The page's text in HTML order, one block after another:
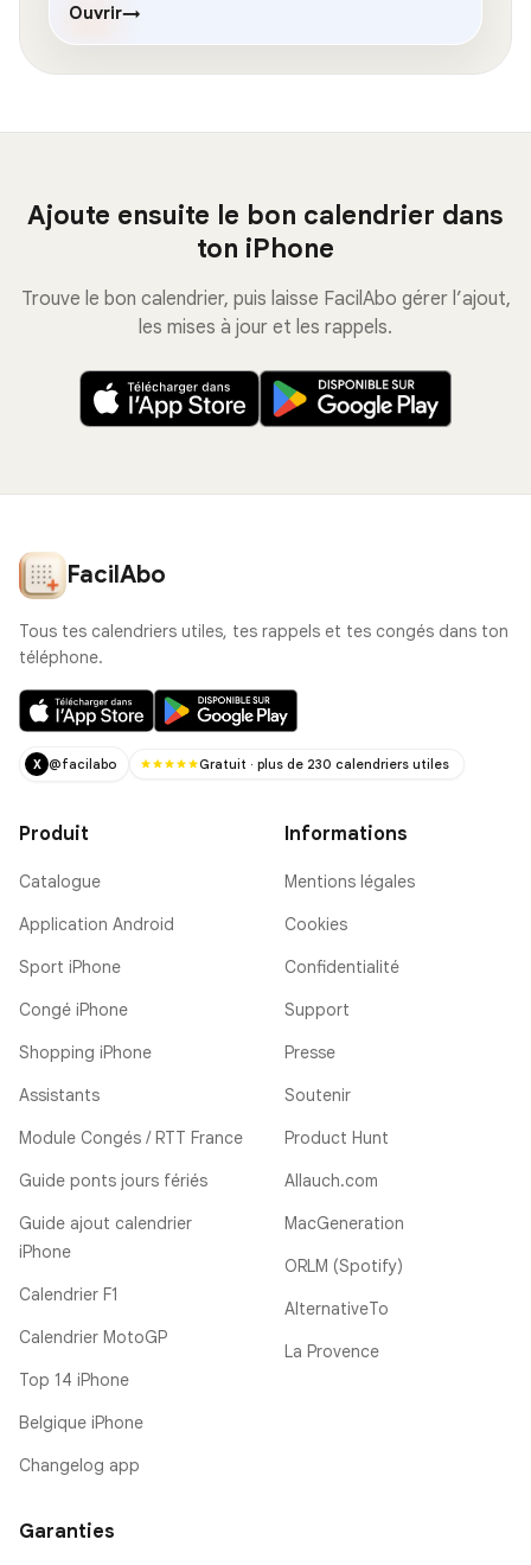
Ouvrir→
Ajoute ensuite le bon calendrier dans
ton iPhone
Trouve le bon calendrier, puis laisse FacilAbo gérer l’ajout,
les mises à jour et les rappels.
FacilAbo
Tous tes calendriers utiles, tes rappels et tes congés dans ton
téléphone.
X @facilabo Gratuit · plus de 230 calendriers utiles
Produit
Catalogue
Application Android
Sport iPhone
Congé iPhone
Shopping iPhone
Assistants
Module Congés / RTT France
Guide ponts jours fériés
Guide ajout calendrier
iPhone
Calendrier F1
Calendrier MotoGP
Top 14 iPhone
Belgique iPhone
Changelog app
Informations
Mentions légales
Cookies
Confidentialité
Support
Presse
Soutenir
Product Hunt
Allauch.com
MacGeneration
ORLM (Spotify)
AlternativeTo
La Provence
Garanties